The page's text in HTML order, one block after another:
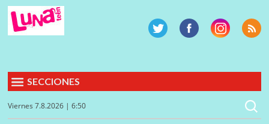
SECCIONES
Viernes 7.8.2026 | 6:50